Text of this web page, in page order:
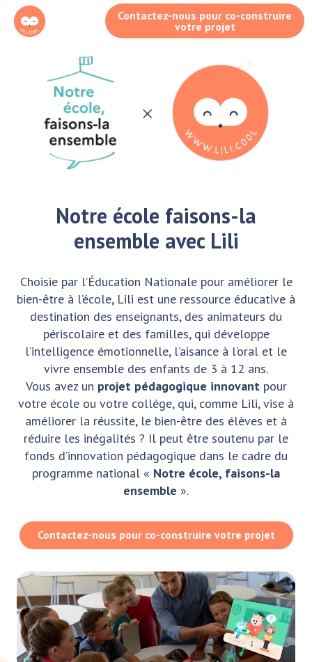
Contactez-nous pour co-construire
votre projet
Notre école faisons-la
ensemble avec Lili
Choisie par l’Éducation Nationale pour améliorer le
bien-être à l’école, Lili est une ressource éducative à
destination des enseignants, des animateurs du
périscolaire et des familles, qui développe
l’intelligence émotionnelle, l’aisance à l’oral et le
vivre ensemble des enfants de 3 à 12 ans.
Vous avez un projet pédagogique innovantpour
votre école ou votre collège, qui, comme Lili, vise à
améliorer la réussite, le bien-être des élèves et à
réduire les inégalités ? Il peut être soutenu par le
fonds d’innovation pédagogique dans le cadre du
programme national « Notre école, faisons-la
ensemble ».
Contactez-nous pour co-construire votre projet